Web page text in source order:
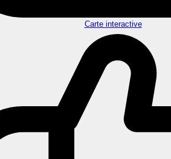
Carte interactive